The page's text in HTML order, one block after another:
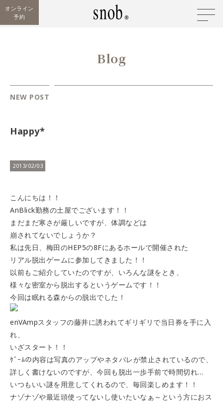
オンライン
予約
Blog
NEW POST
Happy*
2013/02/03
こんにちは！！
AnBlick勤務の土屋でございます！！
まだまだ寒さが厳しいですが、体調などは
崩されてないでしょうか？
私は先日、梅田のHEP5の8Fにあるホールで開催された
リアル脱出ゲームに参加してきました！！
以前もご紹介していたのですが、いろんな謎をとき、
様々な密室から脱出するというゲームです！！
今回は眠れる森からの脱出でした！
enVAmpスタッフの藤井に誘われてギリギリで当日券を手に入
れ、
いざスタート！！
ｹﾞｰﾑの内容は写真のアップやネタバレが禁止されているので、
詳しく書けないのですが、今回も脱出一歩手前で時間切れ…
いつもいい謎を用意してくれるので、毎回楽しめます！！
ナゾナゾや最近頭使ってないし使いたいなぁ～という方におス